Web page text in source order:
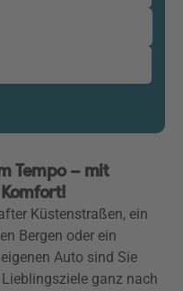
Tempo – mit
Küstenstraßen, ein
Bergen oder ein
Auto sind Sie
ganz nach